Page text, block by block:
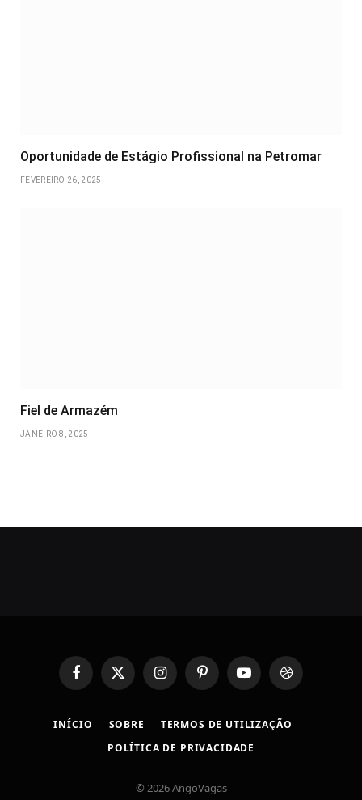
Oportunidade de Estágio Profissional na Petromar
FEVEREIRO 26, 2025
Fiel de Armazém
JANEIRO 8, 2025
FacebookX
(Twitter)
InstagramPinterestYouTubeDribbble
INÍCIO SOBRE
TERMOS DE UTILIZAÇÃO
POLÍTICA DE PRIVACIDADE
© 2026 AngoVagas